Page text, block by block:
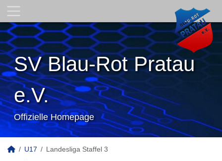
SV Blau-Rot Pratau
e.V.
Offizielle Homepage
U17 Landesliga Staffel 3